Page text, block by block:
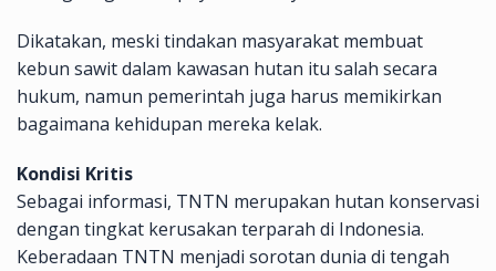
Dikatakan, meski tindakan masyarakat membuat
kebun sawit dalam kawasan hutan itu salah secara
hukum, namun pemerintah juga harus memikirkan
bagaimana kehidupan mereka kelak.
Kondisi Kritis
Sebagai informasi, TNTN merupakan hutan konservasi
dengan tingkat kerusakan terparah di Indonesia.
Keberadaan TNTN menjadi sorotan dunia di tengah